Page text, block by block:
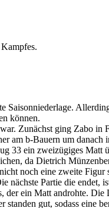
Saisonniederlage.
können.
Zunächst ging Zabo in
am b-Bauern um danach
33 ein zweizügiges Matt
da Dietrich
noch eine zweite Figur
nächste Partie die endet,
der ein Matt androhte. Die
gut, sodass eine